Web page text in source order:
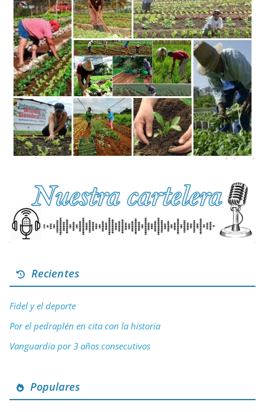
Recientes
Fidel y el deporte
Por el pedraplén en cita con la historia
Vanguardia por 3 años consecutivos
Populares